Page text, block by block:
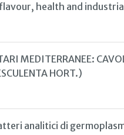
health and
MEDITERRANEE:
HORT.)
analitici di